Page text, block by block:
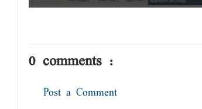
0 comments :
Post a Comment